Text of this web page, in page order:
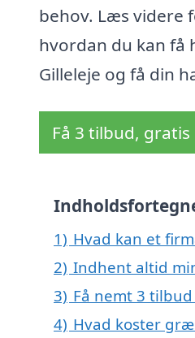
behov. Læs videre
hvordan du kan
Gilleleje og få din
Få 3 tilbud,
1) Hvad kan et
2) Indhent altid
3) Få nemt 3
4) Hvad koster